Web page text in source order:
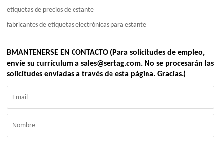
etiquetas de precios de estante
fabricantes de etiquetas electrónicas para estante
BMANTENERSE EN CONTACTO (Para solicitudes de empleo,
envíe su currículum a sales@sertag.com. No se procesarán las
solicitudes enviadas a través de esta página. Gracias.)